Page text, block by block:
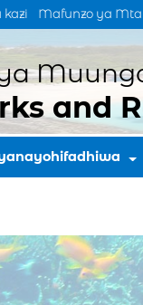
Mafunzo ya
kazi
and